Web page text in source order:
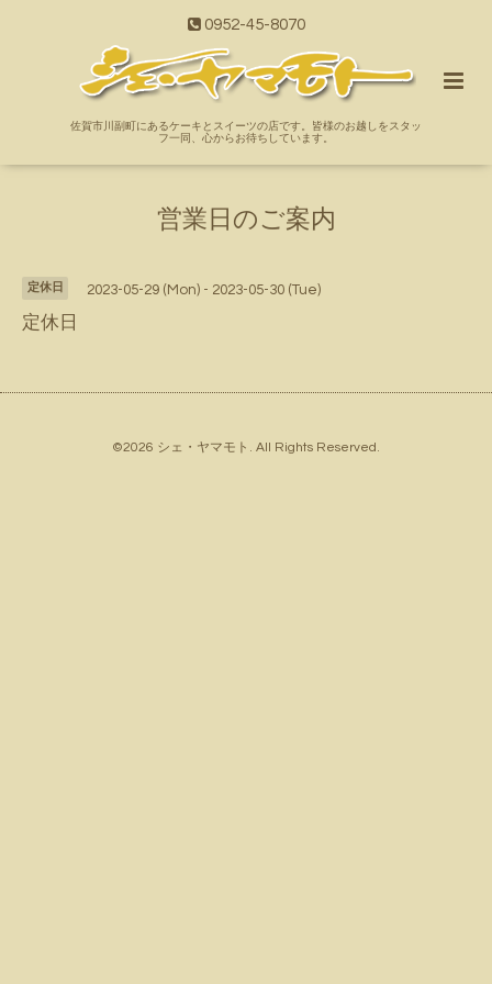
0952-45-8070
佐賀市川副町にあるケーキとスイーツの店です。皆様のお越しをスタッ
フ一同、心からお待ちしています。
営業日のご案内
定休日 2023-05-29 (Mon) - 2023-05-30 (Tue)
定休日
©2026 シェ・ヤマモト . All Rights Reserved.